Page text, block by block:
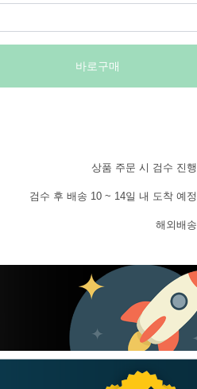
바로구매
상품 주문 시 검수 진행
검수 후 배송 10 ~ 14일 내 도착 예정
해외배송